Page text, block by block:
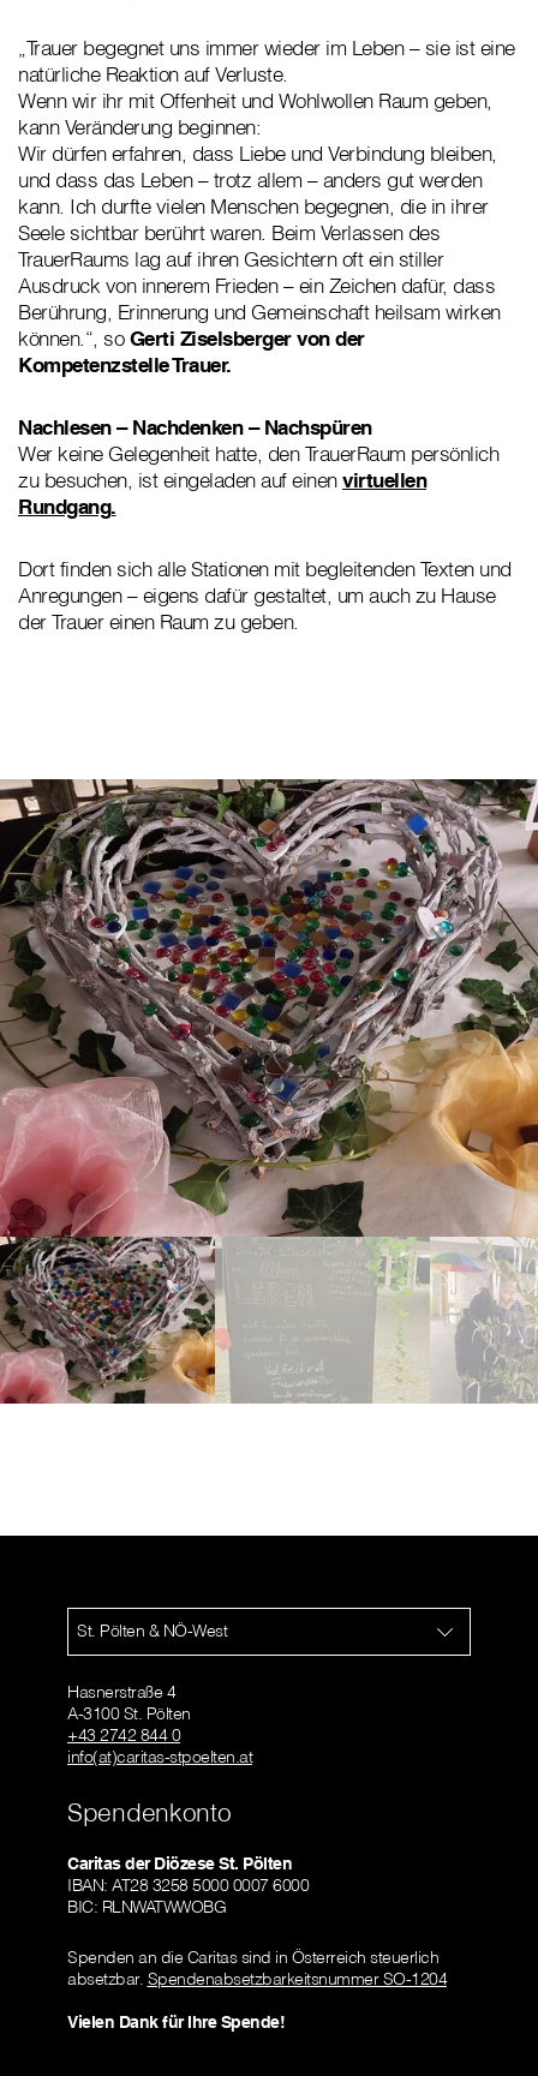
„Trauer begegnet uns immer wieder im Leben – sie ist eine
natürliche Reaktion auf Verluste.
Wenn wir ihr mit Offenheit und Wohlwollen Raum geben,
kann Veränderung beginnen:
Wir dürfen erfahren, dass Liebe und Verbindung bleiben,
und dass das Leben – trotz allem – anders gut werden
kann. Ich durfte vielen Menschen begegnen, die in ihrer
Seele sichtbar berührt waren. Beim Verlassen des
TrauerRaums lag auf ihren Gesichtern oft ein stiller
Ausdruck von innerem Frieden – ein Zeichen dafür, dass
Berührung, Erinnerung und Gemeinschaft heilsam wirken
können.“, soGerti Ziselsberger von der
Kompetenzstelle Trauer.
Nachlesen – Nachdenken – Nachspüren
Wer keine Gelegenheit hatte, den TrauerRaum persönlich
zu besuchen, ist eingeladen auf einenvirtuellen
Rundgang.
Dort finden sich alle Stationen mit begleitenden Texten und
Anregungen – eigens dafür gestaltet, um auch zu Hause
der Trauer einen Raum zu geben.
St. Pölten & NÖ-West
Hasnerstraße 4
A-3100 St. Pölten
+43 2742 844 0
info(at)caritas-stpoelten.at
Spendenkonto
Caritas der Diözese St. Pölten
IBAN: AT28 3258 5000 0007 6000
BIC: RLNWATWWOBG
Spenden an die Caritas sind in Österreich steuerlich
absetzbar. Spendenabsetzbarkeitsnummer SO-1204
Vielen Dank für Ihre Spende!